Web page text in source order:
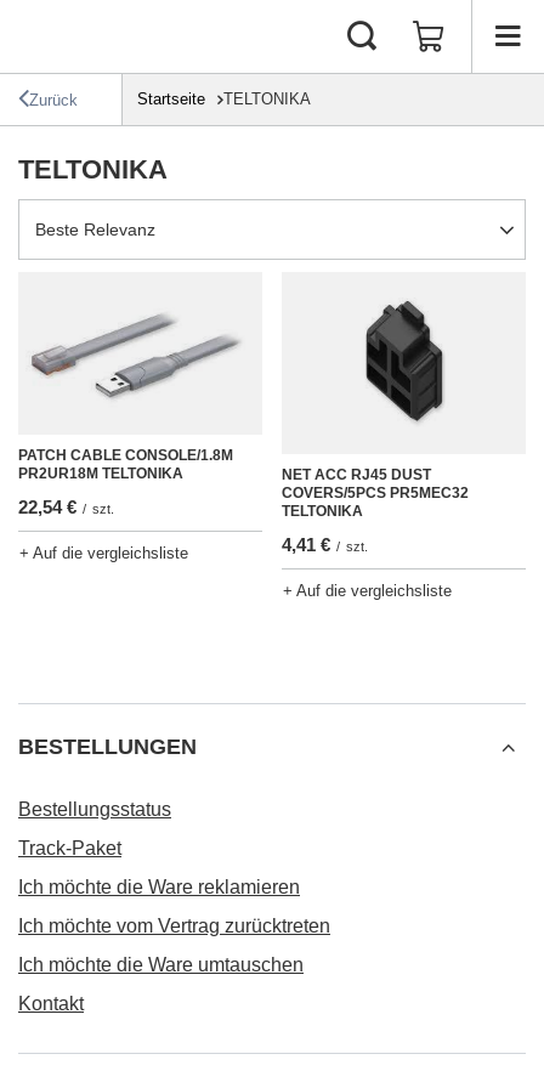
Zurück Startseite TELTONIKA
TELTONIKA
Sortierung ändern
Beste Relevanz
PATCH CABLE CONSOLE/1.8M
PR2UR18M TELTONIKA
22,54 € / szt.
+ Auf die vergleichsliste
NET ACC RJ45 DUST
COVERS/5PCS PR5MEC32
TELTONIKA
4,41 € / szt.
+ Auf die vergleichsliste
BESTELLUNGEN
Bestellungsstatus
Track-Paket
Ich möchte die Ware reklamieren
Ich möchte vom Vertrag zurücktreten
Ich möchte die Ware umtauschen
Kontakt